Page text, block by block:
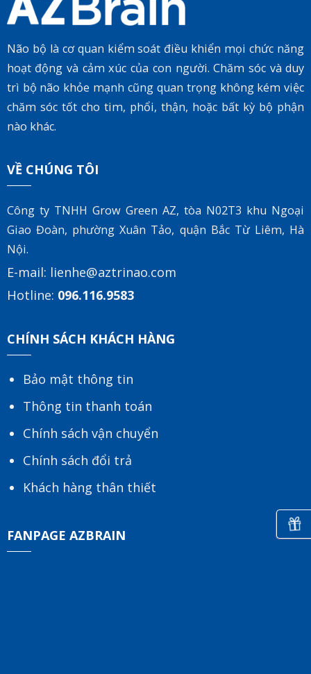
Não bộ là cơ quan kiểm soát điều khiển mọi chức năng
hoạt động và cảm xúc của con người. Chăm sóc và duy
trì bộ não khỏe mạnh cũng quan trọng không kém việc
chăm sóc tốt cho tim, phổi, thận, hoặc bất kỳ bộ phận
nào khác.
VỀ CHÚNG TÔI
Công ty TNHH Grow Green AZ, tòa N02T3 khu Ngoại
Giao Đoàn, phường Xuân Tảo, quận Bắc Từ Liêm, Hà
Nội.
E-mail: lienhe@aztrinao.com
Hotline: 096.116.9583
CHÍNH SÁCH KHÁCH HÀNG
Bảo mật thông tin
Thông tin thanh toán
Chính sách vận chuyển
Chính sách đổi trả
Khách hàng thân thiết
FANPAGE AZBRAIN